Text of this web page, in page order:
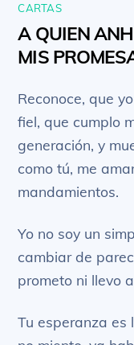
CARTAS
A QUIEN
MIS
Reconoce, que
fiel, que cumplo
generación, y
como tú, me
mandamientos.
Yo no soy un
cambiar de
prometo ni llevo
Tu esperanza es